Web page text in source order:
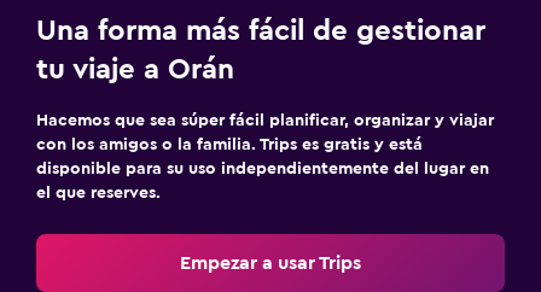
Una forma más fácil de gestionar
tu viaje a Orán
Hacemos que sea súper fácil planificar, organizar y viajar
con los amigos o la familia. Trips es gratis y está
disponible para su uso independientemente del lugar en
el que reserves.
Empezar a usar Trips